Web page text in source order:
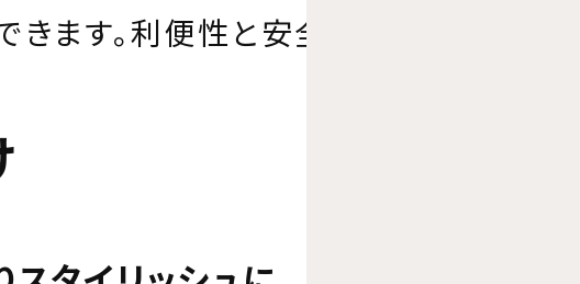
きます。利便性と安全性が向上しました。